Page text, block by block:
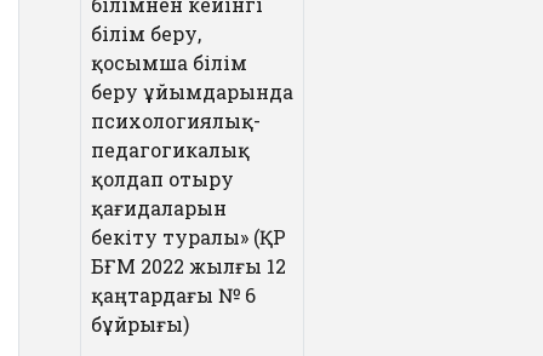
білім беру,
қосымша білім
беру ұйымдарында
психологиялық-
педагогикалық
қолдап отыру
қағидаларын
бекіту туралы» (ҚР
БҒМ 2022 жылғы 12
қаңтардағы № 6
бұйрығы)